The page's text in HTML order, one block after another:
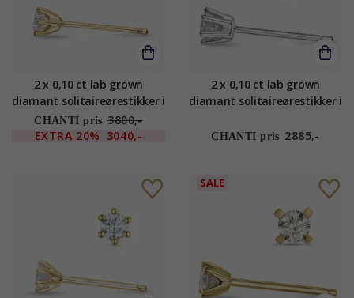
2 x 0,10 ct lab grown
diamant solitaireørestikker i
14 karat guld med lab
grown diamant
CHANTI pris 3800,-
EXTRA 20% 3040,-
2 x 0,10 ct lab grown
diamant solitaireørestikker i
grown diamant
CHANTI pris 2885,-
SALE